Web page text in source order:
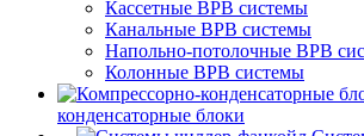
Кассетные ВРВ системы
Канальные ВРВ системы
Напольно-потолочные ВРВ
Колонные ВРВ системы
конденсаторные блоки